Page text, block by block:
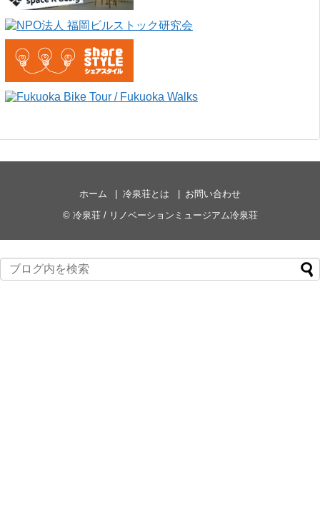
ホーム 冷泉荘とは
お問い合わせ
© 冷泉荘 / リノベーションミュージアム冷泉荘